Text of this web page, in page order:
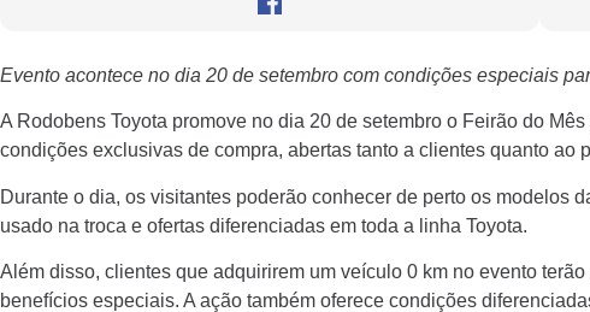
Evento acontece no dia 20 de setembro com condições especiais
A Rodobens Toyota promove no dia 20 de setembro o Feirão do
condições exclusivas de compra, abertas tanto a clientes quanto ao
Durante o dia, os visitantes poderão conhecer de perto os modelos
usado na troca e ofertas diferenciadas em toda a linha Toyota.
Além disso, clientes que adquirirem um veículo 0 km no evento
benefícios especiais. A ação também oferece condições